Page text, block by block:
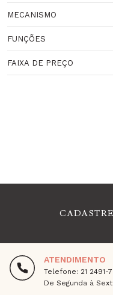
PRETO
MECANISMO
SMARTWATCH
FUNÇÕES
PACER (MARCA-PASSO)
FAIXA DE PREÇO
ATENDIMENTO
Telefone: 21 2491-
De Segunda à